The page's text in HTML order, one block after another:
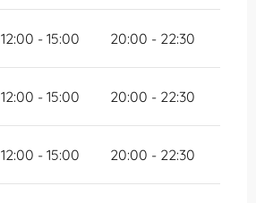
12:00 - 15:00 20:00 - 22:30
12:00 - 15:00 20:00 - 22:30
12:00 - 15:00 20:00 - 22:30